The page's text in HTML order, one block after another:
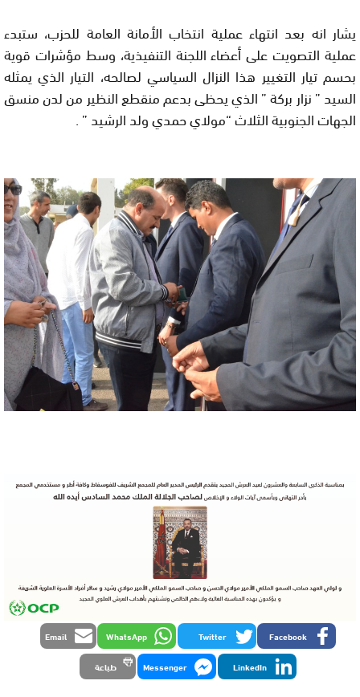
يشار انه بعد انتهاء عملية انتخاب الأمانة العامة للحزب، ستبدء
عملية التصويت على أعضاء اللجنة التنفيذية، وسط مؤشرات قوية
بحسم تيار التغيير هذا النزال السياسي لصالحه، التيار الذي يمثله
السيد ” نزار بركة ” الذي يحظى بدعم منقطع النظير من لدن منسق
الجهات الجنوبية الثلاث “مولاي حمدي ولد الرشيد ” .
Facebook
Twitter
WhatsApp
Email
LinkedIn
Messenger طباعة